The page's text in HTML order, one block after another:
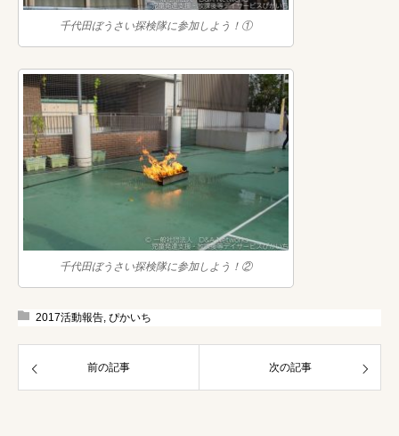
千代田ぼうさい探検隊に参加しよう！①
千代田ぼうさい探検隊に参加しよう！②
2017活動報告, ぴかいち
前の記事 次の記事